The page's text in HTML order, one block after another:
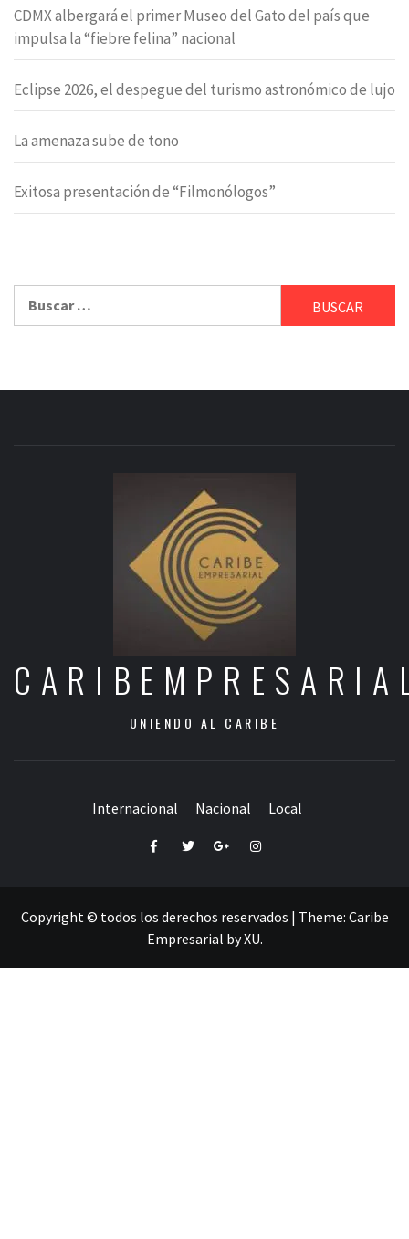
CDMX albergará el primer Museo del Gato del país que
impulsa la “fiebre felina” nacional
Eclipse 2026, el despegue del turismo astronómico de lujo
La amenaza sube de tono
Exitosa presentación de “Filmonólogos”
UNIENDO AL CARIBE
Internacional Nacional Local
FacebookTwitterGoogle+Instagram
Copyright © todos los derechos reservados | Theme: Caribe
Empresarial byXU.